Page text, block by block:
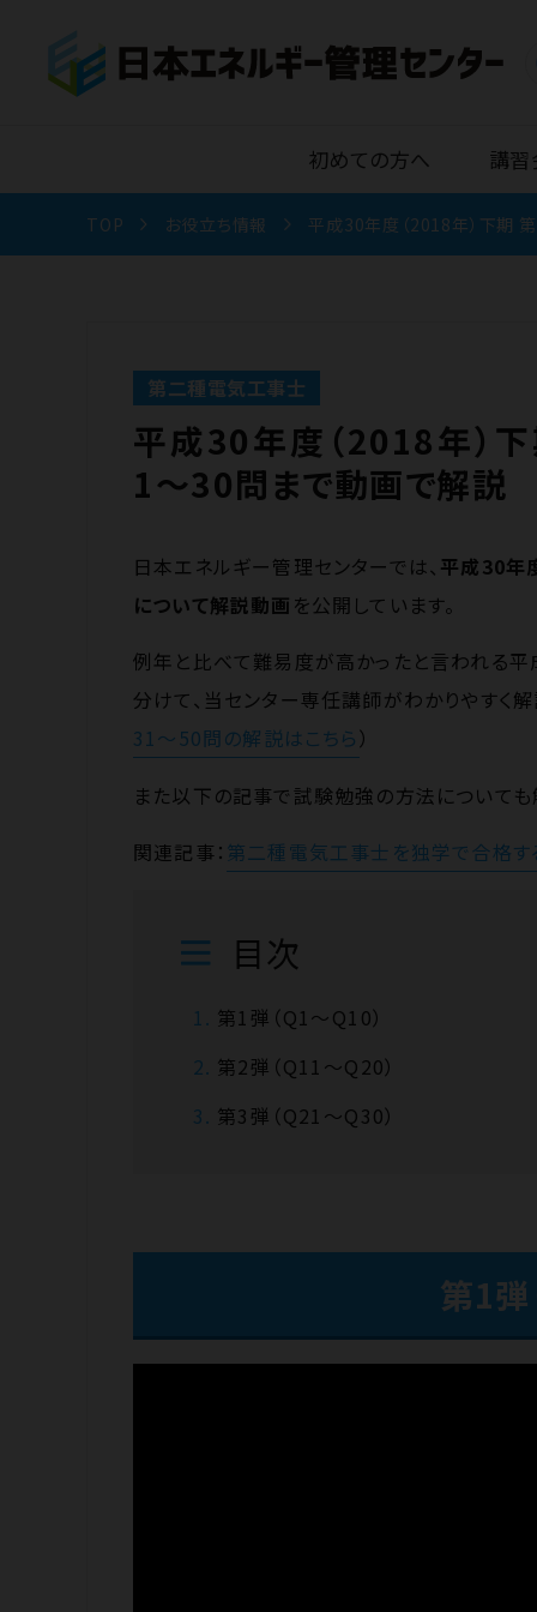
初めての方へ 講
TOP お役立ち情報 平成30年度（2018年）下期
第二種電気工事士
平成30年度（2018年）
1〜30問まで動画で解説
日本エネルギー管理センターでは、 平成30年
について解説動画 を公開しています。
例年と比べて難易度が高かったと言われる
分けて、当センター専任講師がわかりやすく解
31〜50問の解説はこちら ）
また以下の記事で試験勉強の方法についても
関連記事： 第二種電気工事士を独学で合格
目次
第1弾（Q1～Q10）
第2弾（Q11～Q20）
第3弾（Q21～Q30）
第1弾